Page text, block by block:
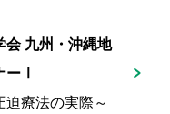
会 九州・沖縄地
ーⅠ
療法の実際～